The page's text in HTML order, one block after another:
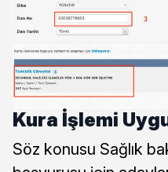
Kura İşlemi
Söz konusu Sağlık